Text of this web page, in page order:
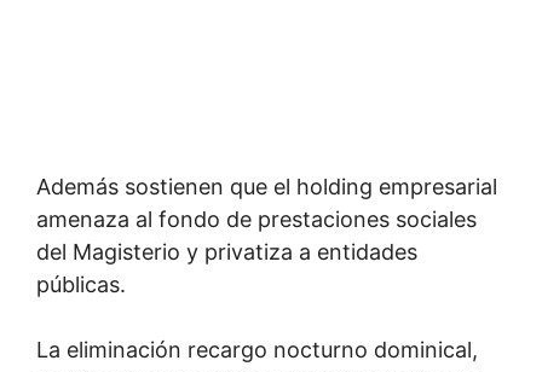
Además sostienen que el holding empresarial
amenaza al fondo de prestaciones sociales
del Magisterio y privatiza a entidades
públicas.
La eliminación recargo nocturno dominical,